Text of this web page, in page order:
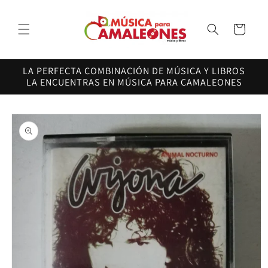
al contenido
Carrito
LA PERFECTA COMBINACIÓN DE MÚSICA Y LIBROS
LA ENCUENTRAS EN MÚSICA PARA CAMALEONES
directamente
a la
información
del producto